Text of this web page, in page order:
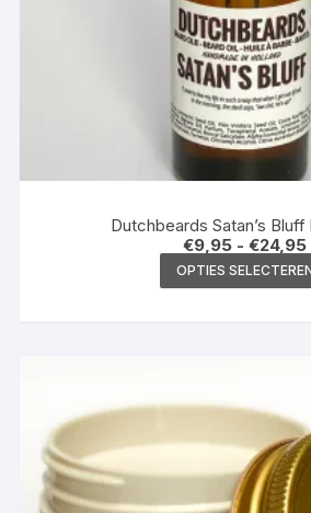
Dutchbeards Satan’s Bluff
€9,95 - €24,95
OPTIES